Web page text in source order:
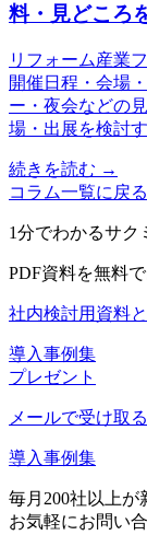
料・見どころ
リフォーム産業
開催日程・会場
ー・夜会などの
場・出展を検討
続きを読む →
コラム一覧に戻る
1分でわかるサク
PDF資料を無料
社内検討用資料
導入事例集
プレゼント
メールで受け取
導入事例集
毎月200社以上が
お気軽にお問い